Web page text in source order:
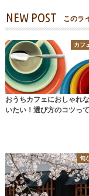
NEW POST このラ
カフ
おうちカフェにおしゃれ
いたい！選び方のコツっ
旬